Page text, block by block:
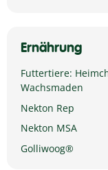
Ernährung
Futtertiere:
Wachsmaden
Nekton Rep
Nekton MSA
Golliwoog®